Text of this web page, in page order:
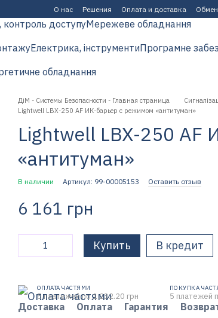
О нас Решения Оплата и доставка
доступуМережеве обладнання
Електрика, інструментиПрограмне
обладнання
ДіМ - Системы Безопасности - Главная страница
Lightwell LBX-250 AF ИК-барьер с режимом «антитуман»
Lightwell LBX-250
«антитуман»
В наличии Артикул: 99-00005153 Оставить отзыв
6 161 грн
Купить В кредит
ОПЛАТА ЧАСТЯМИ
5 платежей по 1 232.20 грн
ПОКУПКА
5 платежей
Доставка Оплата Гарантия